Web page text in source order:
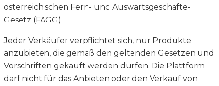
österreichischen Fern- und Auswärtsgeschäfte-
Gesetz (FAGG).
Jeder Verkäufer verpflichtet sich, nur Produkte
anzubieten, die gemäß den geltenden Gesetzen und
Vorschriften gekauft werden dürfen. Die Plattform
darf nicht für das Anbieten oder den Verkauf von